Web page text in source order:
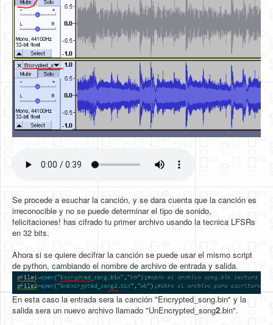
Se procede a esuchar la canción, y se dara cuenta que la canción es
irreconocible y no se puede determinar el tipo de sonido,
felicitaciones! has cifrado tu primer archivo usando la tecnica LFSRs
en 32 bits.
Ahora si se quiere decifrar la canción se puede usar el mismo script
de python, cambiando el nombre de archivo de entrada y salida.
En esta caso la entrada sera la canción "Encrypted_song.bin" y la
salida sera un nuevo archivo llamado "UnEncrypted_song2.bin".